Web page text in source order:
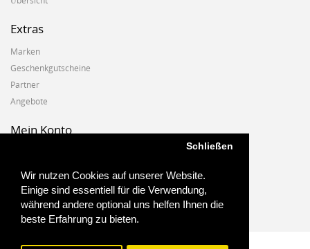
Wir nutzen Cookies auf unserer Website.
Einige sind essentiell für die Verwendung,
während andere optional uns helfen Ihnen die
beste Erfahrung zu bieten.
Schließen
Extras
Marken
Geschenkgutscheine
Partner
Angebote
Mein Konto
Auftragshistorie
Wunschzettel
Newsletter